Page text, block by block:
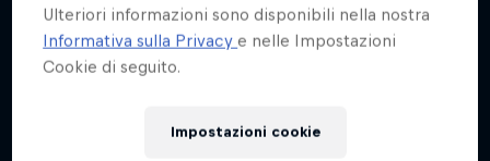
Ulteriori informazioni sono disponibili nella nostra
Informativa sulla Privacye nelle Impostazioni
Cookie di seguito.
Impostazioni cookie